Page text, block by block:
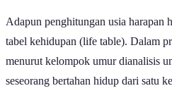
Adapun penghitungan usia harapan
tabel kehidupan (life table). Dalam
menurut kelompok umur dianalisis
seseorang bertahan hidup dari satu